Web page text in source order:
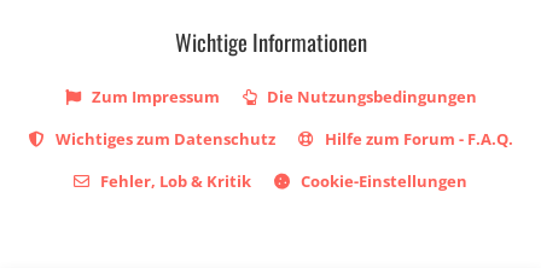
Wichtige Informationen
Zum Impressum
Die Nutzungsbedingungen
Wichtiges zum Datenschutz
Hilfe zum Forum - F.A.Q.
Fehler, Lob & Kritik
Cookie-Einstellungen